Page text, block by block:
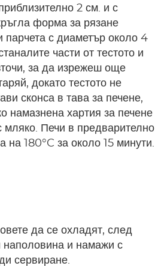
2 см. и с
форма за рязане
парчета с диаметър около 4
части от тестото и
за да изрежеш още
докато тестото не
сконса в тава за печене,
намазнена хартия за печене
мляко. Печи в предварително
на 180°C за около 15 минути.
да се охладят, след
наполовина и намажи с
сервиране.